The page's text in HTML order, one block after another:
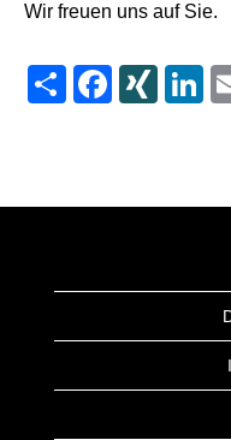
Wir freuen uns auf Sie.
Share FacebookXING